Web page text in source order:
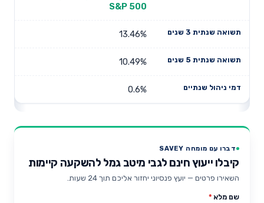
S&P 500
13.46%
10.49%
0.6%
דברו עם מומחה SAVEY
קיבלו ייעוץ חינם לגבי מיטב גמל להשקעה קיימות
השאירו פרטים — יועץ פנסיוני יחזור אליכם תוך 24 שעות.
שם מלא *